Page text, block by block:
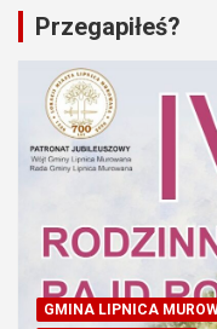
Przegapiłeś?
GMINA LIPNICA